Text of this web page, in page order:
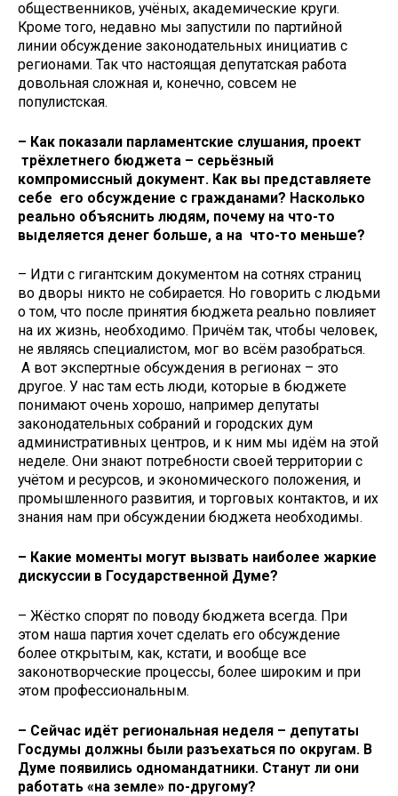
общественников, учёных, академические круги.
Кроме того, недавно мы запустили по партийной
линии обсуждение законодательных инициатив с
регионами. Так что настоящая депутатская работа
довольная сложная и, конечно, совсем не
популистская.
– Как показали парламентские слушания, проект
трёхлетнего бюджета – серьёзный
компромиссный документ. Как вы представляете
себе его обсуждение с гражданами? Насколько
реально объяснить людям, почему на что-то
выделяется денег больше, а на что-то меньше?
– Идти с гигантским документом на сотнях страниц
во дворы никто не собирается. Но говорить с людьми
о том, что после принятия бюджета реально повлияет
на их жизнь, необходимо. Причём так, чтобы человек,
не являясь специалистом, мог во всём разобраться.
А вот экспертные обсуждения в регионах – это
другое. У нас там есть люди, которые в бюджете
понимают очень хорошо, например депутаты
законодательных собраний и городских дум
административных центров, и к ним мы идём на этой
неделе. Они знают потребности своей территории с
учётом и ресурсов, и экономического положения, и
промышленного развития, и торговых контактов, и их
знания нам при обсуждении бюджета необходимы.
– Какие моменты могут вызвать наиболее жаркие
дискуссии в Государственной Думе?
– Жёстко спорят по поводу бюджета всегда. При
этом наша партия хочет сделать его обсуждение
более открытым, как, кстати, и вообще все
законотворческие процессы, более широким и при
этом профессиональным.
– Сейчас идёт региональная неделя – депутаты
Госдумы должны были разъехаться по округам. В
Думе появились одномандатники. Станут ли они
работать «на земле» по-другому?